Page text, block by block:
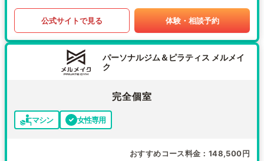
公式サイトで見る 体験・相談予約
パーソナルジム＆ピラティス メルメイ
ク
完全個室
マシン 女性専用
おすすめコース料金 148,500円